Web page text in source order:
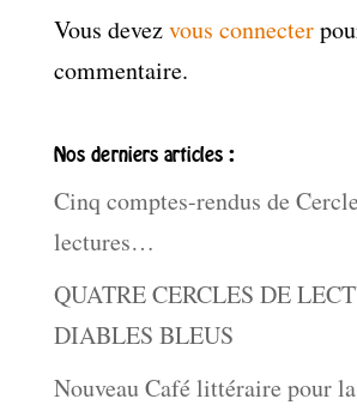
Vous devezvous connecter
commentaire.
Nos derniers articles :
Cinq comptes-rendus de
lectures…
QUATRE CERCLES DE
DIABLES BLEUS
Nouveau Café littéraire pour